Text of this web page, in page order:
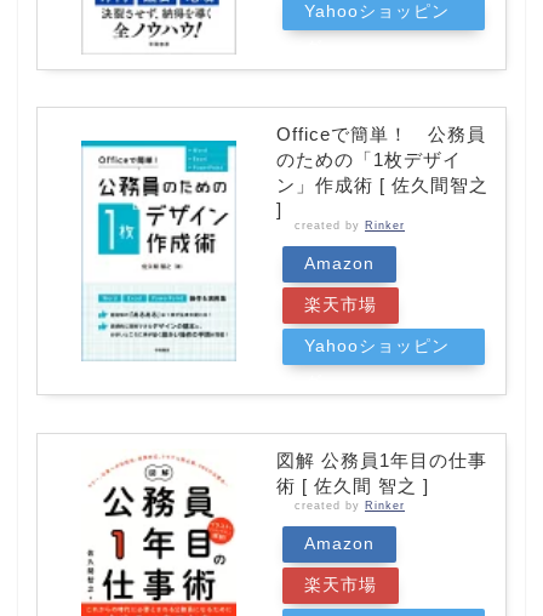
Yahooショッピン
Officeで簡単！ 公務員
のための「1枚デザイ
ン」作成術 [ 佐久間智之
]
created by Rinker
Amazon
楽天市場
Yahooショッピン
図解 公務員1年目の仕事
術 [ 佐久間 智之 ]
created by Rinker
Amazon
楽天市場